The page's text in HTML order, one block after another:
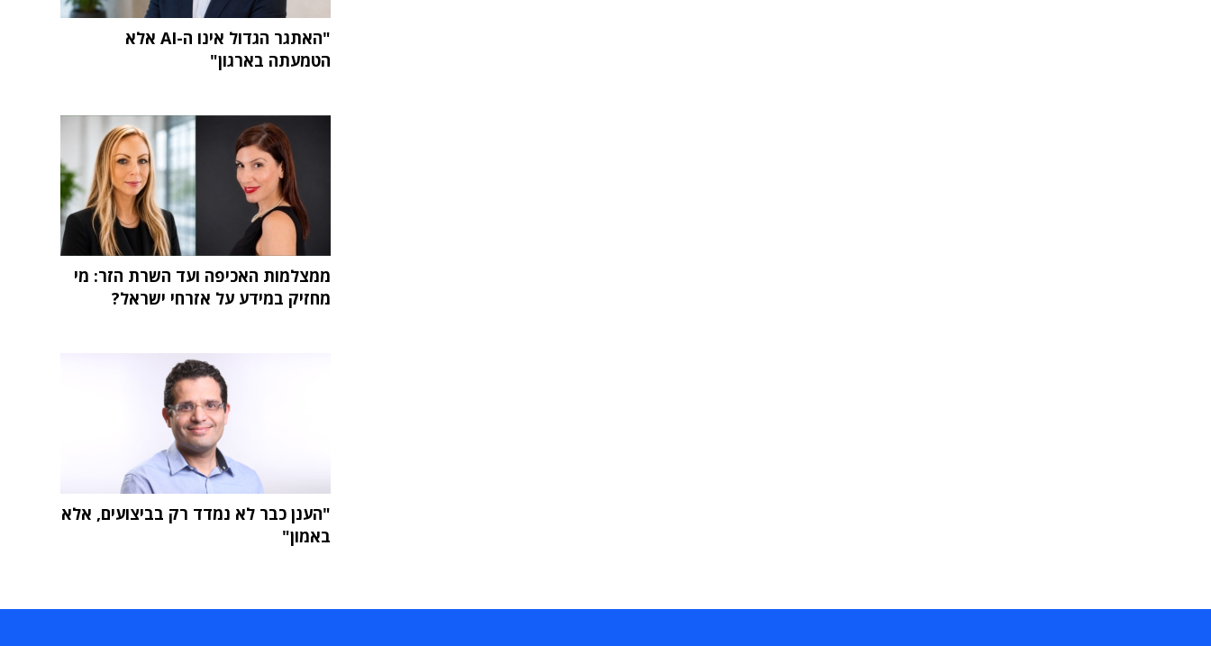
"האתגר הגדול אינו ה-AI אלא
הטמעתה בארגון"
ממצלמות האכיפה ועד השרת הזר: מי
מחזיק במידע על אזרחי ישראל?
"הענן כבר לא נמדד רק בביצועים, אלא
באמון"